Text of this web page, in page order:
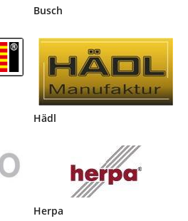
Busch
Hädl
Herpa